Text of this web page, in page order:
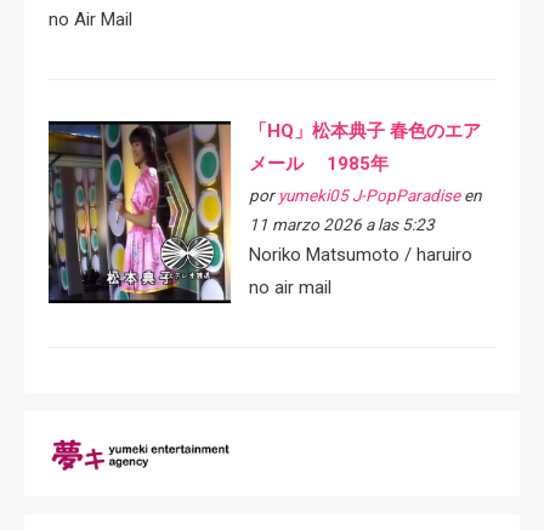
no Air Mail
「HQ」松本典子 春色のエア
メール 1985年
por yumeki05 J-PopParadiseen
11 marzo 2026 a las 5:23
Noriko Matsumoto / haruiro
no air mail